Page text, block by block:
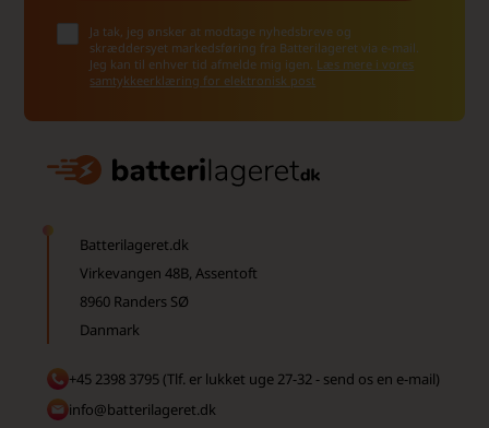
Ja tak, jeg ønsker at modtage nyhedsbreve og
skræddersyet markedsføring fra Batterilageret via e-mail.
Jeg kan til enhver tid afmelde mig igen. Læs mere i vores
samtykkeerklæring for elektronisk post
Batterilageret.dk
Virkevangen 48B, Assentoft
8960 Randers SØ
Danmark
+45 2398 3795 (Tlf. er lukket uge 27-32 - send os en e-mail)
info@batterilageret.dk